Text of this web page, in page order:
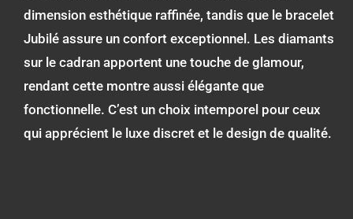
dimension esthétique raffinée, tandis que le bracelet
Jubilé assure un confort exceptionnel. Les diamants
sur le cadran apportent une touche de glamour,
rendant cette montre aussi élégante que
fonctionnelle. C’est un choix intemporel pour ceux
qui apprécient le luxe discret et le design de qualité.